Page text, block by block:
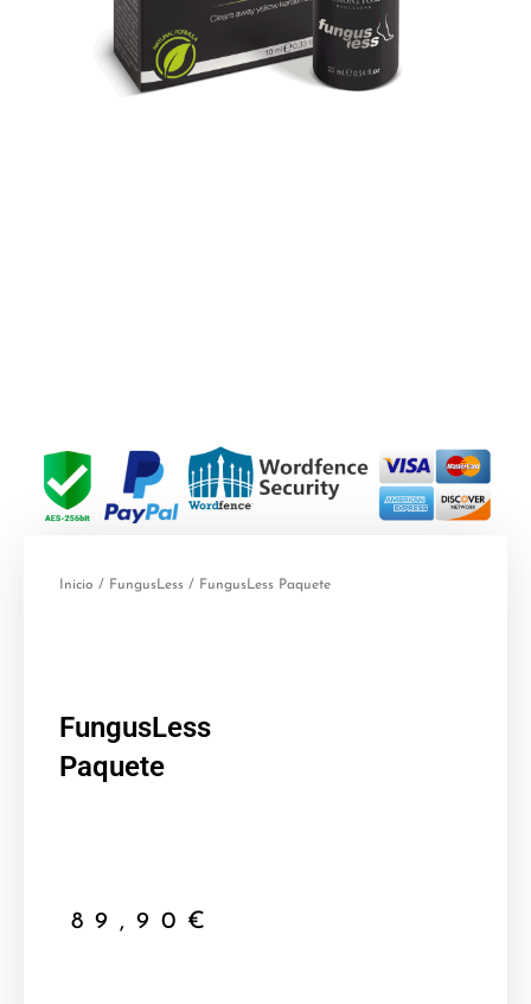
Inicio / FungusLess / FungusLess Paquete
FungusLess
Paquete
89,90 €